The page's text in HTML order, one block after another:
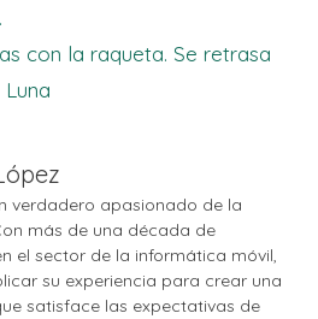
con la raqueta. Se retrasa
verdadero apasionado de la
más de una década de
el sector de la informática móvil,
su experiencia para crear una
satisface las expectativas de